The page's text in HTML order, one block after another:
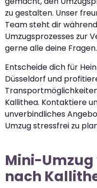
zu gestalten. Unser
Team steht dir
Umzugsprozesses zur
gerne alle deine Fragen.
Entscheide dich für
Düsseldorf und
Kallithea. Kontaktiere
unverbindliches
Umzug stressfrei zu
Mini-
nach